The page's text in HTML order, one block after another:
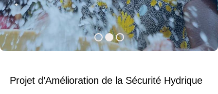
+
Projet d’Amélioration de la Sécurité Hydrique